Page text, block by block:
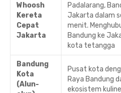
Whoosh
Kereta
Cepat
Jakarta
Padalarang,
Jakarta dalam
menit.
Bandung ke
kota tetangga
Bandung
Kota
(Alun-
Pusat kota
Raya Bandung
ekosistem